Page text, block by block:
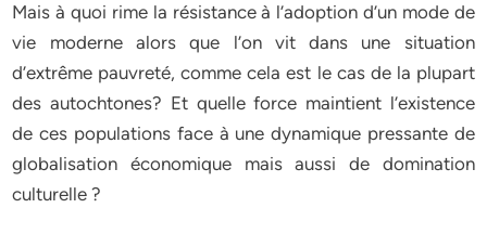
Mais à quoi rime la résistance à l’adoption d’un mode de
vie moderne alors que l’on vit dans une situation
d’extrême pauvreté, comme cela est le cas de la plupart
des autochtones? Et quelle force maintient l’existence
de ces populations face à une dynamique pressante de
globalisation économique mais aussi de domination
culturelle ?